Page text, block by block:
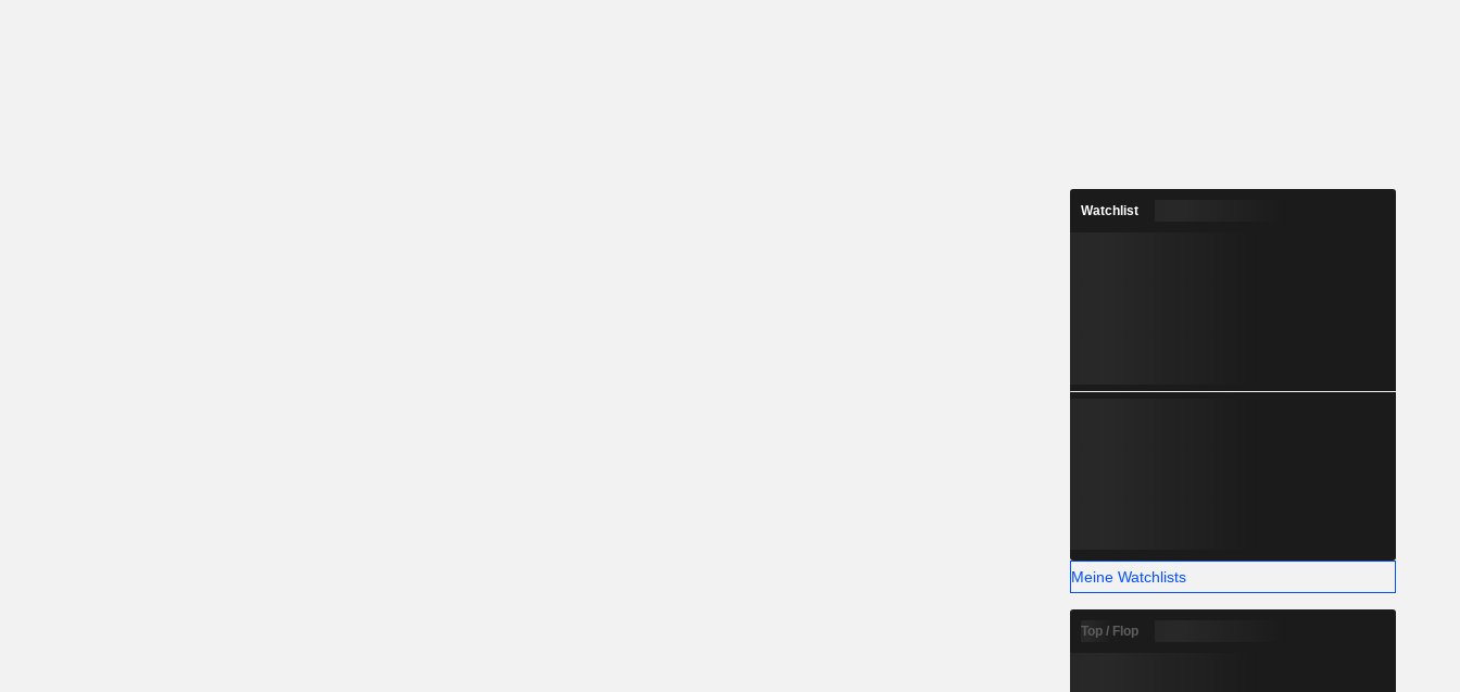
Watchlist
Meine Watchlists
Top / Flop